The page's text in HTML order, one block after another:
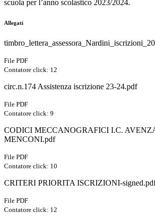
scuola per l’anno scolastico 2023/2024.
Allegati
File PDF
Contatore click: 12
circ.n.174 Assistenza iscrizione 23-24.pdf
File PDF
Contatore click: 9
CODICI MECCANOGRAFICI I.C.
MENCONI.pdf
File PDF
Contatore click: 10
CRITERI PRIORITA ISCRIZIONI-
File PDF
Contatore click: 12